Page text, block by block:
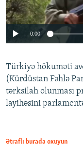
Auto
0:00
Türkiyə hökuməti
(Kürdüstan Fəhlə
tərksilah olunması
layihəsini
Ətraflı burada oxuyun